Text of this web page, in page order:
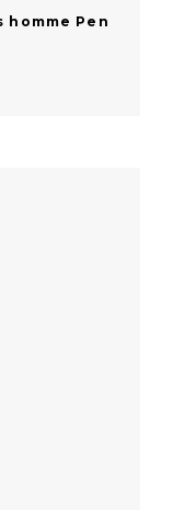
homme Pen